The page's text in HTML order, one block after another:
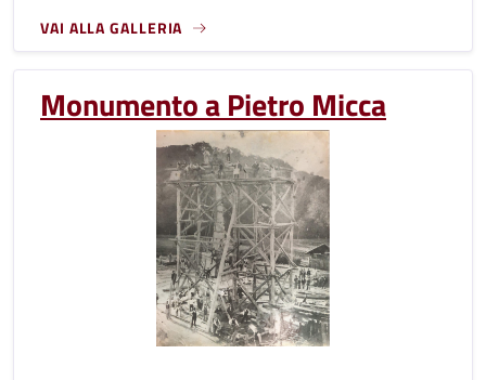
VAI ALLA GALLERIA
Monumento a Pietro Micca